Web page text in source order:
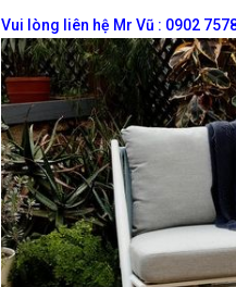
Vui lòng liên hệ Mr Vũ : 0902